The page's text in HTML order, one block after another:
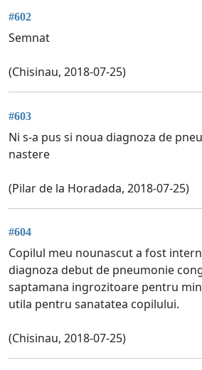
#602
Semnat
(Chisinau, 2018-07-25)
#603
Ni s-a pus si noua diagnoza de
nastere
(Pilar de la Horadada, 2018-07-25)
#604
Copilul meu nounascut a fost
diagnoza debut de pneumonie
saptamana ingrozitoare pentru
utila pentru sanatatea copilului.
(Chisinau, 2018-07-25)